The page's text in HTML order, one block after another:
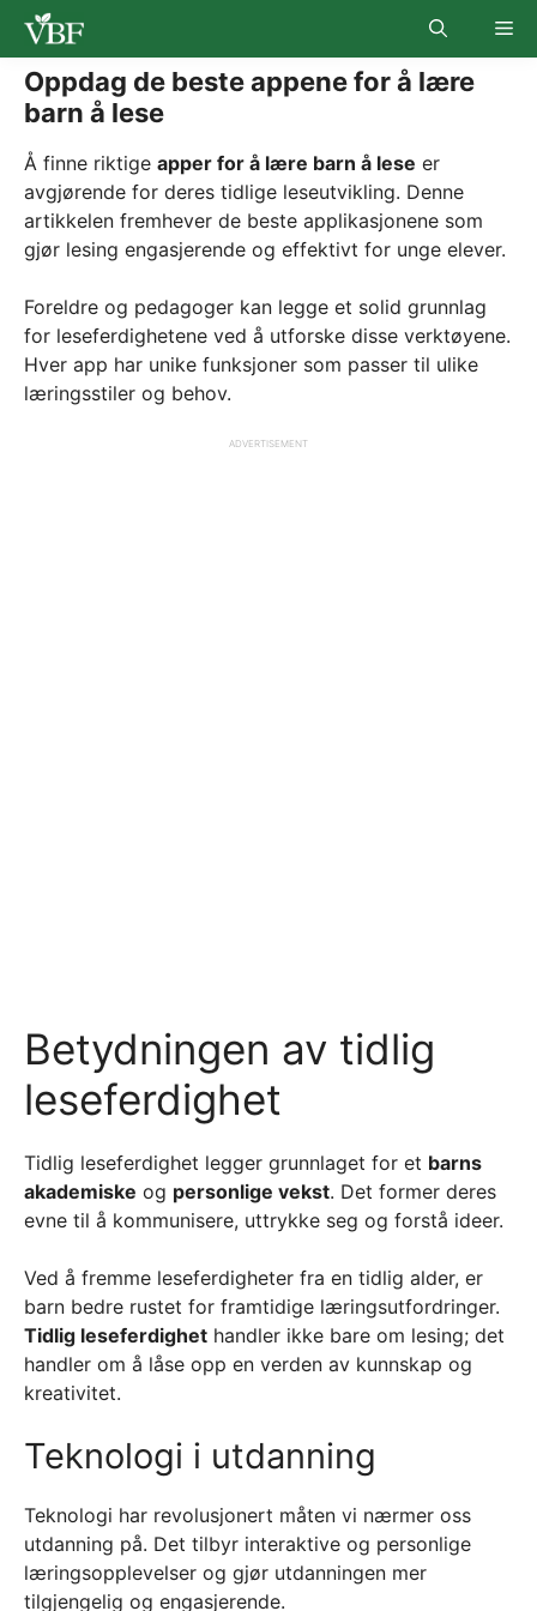
Skip
content
Oppdag de beste appene for å lære
barn å lese
Å finne riktige apper for å lære barn å lese er
avgjørende for deres tidlige leseutvikling. Denne
artikkelen fremhever de beste applikasjonene som
gjør lesing engasjerende og effektivt for unge elever.
Foreldre og pedagoger kan legge et solid grunnlag
for leseferdighetene ved å utforske disse verktøyene.
Hver app har unike funksjoner som passer til ulike
læringsstiler og behov.
ADVERTISEMENT
Betydningen av tidlig
leseferdighet
Tidlig leseferdighet legger grunnlaget for et barns
akademiske og personlige vekst. Det former deres
evne til å kommunisere, uttrykke seg og forstå ideer.
Ved å fremme leseferdigheter fra en tidlig alder, er
barn bedre rustet for framtidige læringsutfordringer.
Tidlig leseferdighet handler ikke bare om lesing; det
handler om å låse opp en verden av kunnskap og
kreativitet.
Teknologi i utdanning
Teknologi har revolusjonert måten vi nærmer oss
utdanning på. Det tilbyr interaktive og personlige
læringsopplevelser og gjør utdanningen mer
tilgjengelig og engasjerende.